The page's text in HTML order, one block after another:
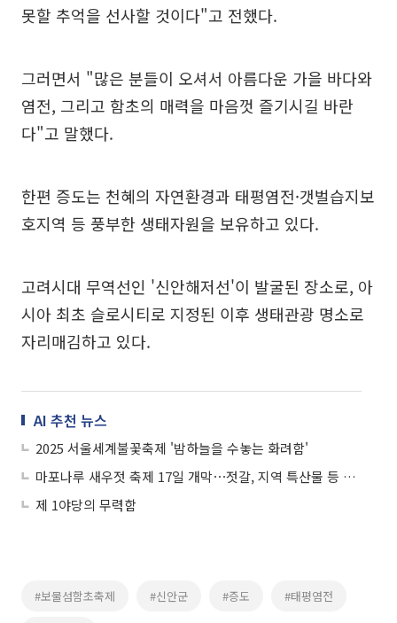
못할 추억을 선사할 것이다"고 전했다.
그러면서 "많은 분들이 오셔서 아름다운 가을 바다와
염전, 그리고 함초의 매력을 마음껏 즐기시길 바란
다"고 말했다.
한편 증도는 천혜의 자연환경과 태평염전·갯벌습지보
호지역 등 풍부한 생태자원을 보유하고 있다.
고려시대 무역선인 '신안해저선'이 발굴된 장소로, 아
시아 최초 슬로시티로 지정된 이후 생태관광 명소로
자리매김하고 있다.
AI 추천 뉴스
2025 서울세계불꽃축제 '밤하늘을 수놓는 화려함'
마포나루 새우젓 축제 17일 개막⋯젓갈, 지역 특산물 등 먹거리 多
제 1야당의 무력함
#보물섬함초축제 #신안군 #증도 #태평염전